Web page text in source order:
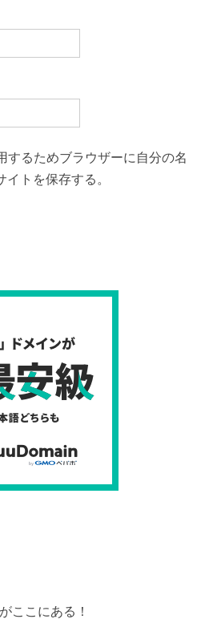
するためブラウザーに自分の名
トを保存する。
ここにある！